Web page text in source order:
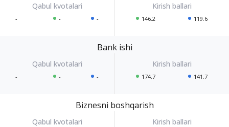
- - - 146.2 119.6
Bank ishi
- - - 174.7 141.7
Biznesni boshqarish